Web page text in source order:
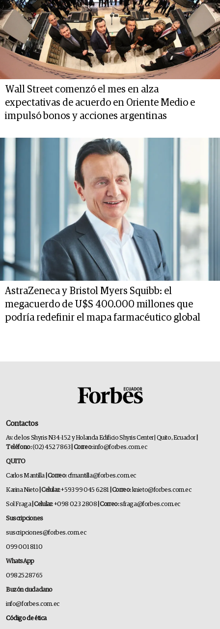
Wall Street comenzó el mes en alza
expectativas de acuerdo en Oriente Medio e
impulsó bonos y acciones argentinas
AstraZeneca y Bristol Myers Squibb: el
megacuerdo de U$S 400.000 millones que
podría redefinir el mapa farmacéutico global
Contactos
Av. de los Shyris N34-152 y Holanda Edificio Shyris Center | Quito, Ecuador
Teléfono:(02) 452 7863 | Correo:info@forbes.com.ec
QUITO
Carlos Mantilla | Correo:cfmantilla@forbes.com.ec
Karina Nieto | Celular:+593 99 045 6281 | Correo:knieto@forbes.com.ec
Sol Fraga| Celular:+098 023 2808 | Correo:sfraga@forbes.com.ec
Suscripciones
suscripciones@forbes.com.ec
099 001 8110
WhatsApp
0982528765
Buzón ciudadano
info@forbes.com.ec
Código de ética